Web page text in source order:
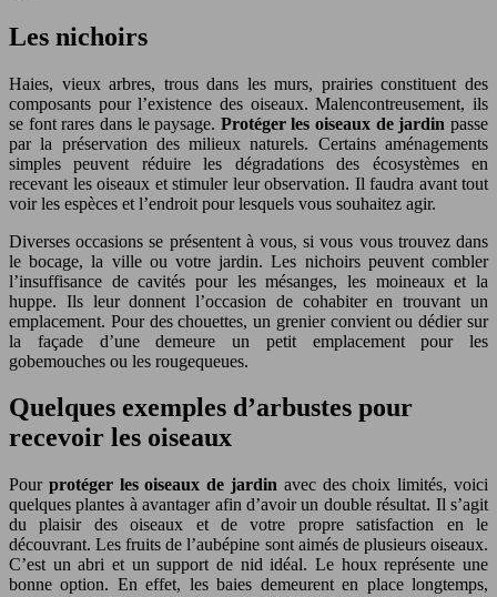
Les nichoirs
Haies, vieux arbres, trous dans les murs, prairies constituent des
composants pour l’existence des oiseaux. Malencontreusement, ils
se font rares dans le paysage. Protéger les oiseaux de jardin passe
par la préservation des milieux naturels. Certains aménagements
simples peuvent réduire les dégradations des écosystèmes en
recevant les oiseaux et stimuler leur observation. Il faudra avant tout
voir les espèces et l’endroit pour lesquels vous souhaitez agir.
Diverses occasions se présentent à vous, si vous vous trouvez dans
le bocage, la ville ou votre jardin. Les nichoirs peuvent combler
l’insuffisance de cavités pour les mésanges, les moineaux et la
huppe. Ils leur donnent l’occasion de cohabiter en trouvant un
emplacement. Pour des chouettes, un grenier convient ou dédier sur
la façade d’une demeure un petit emplacement pour les
gobemouches ou les rougequeues.
Quelques exemples d’arbustes pour
recevoir les oiseaux
Pour protéger les oiseaux de jardin avec des choix limités, voici
quelques plantes à avantager afin d’avoir un double résultat. Il s’agit
du plaisir des oiseaux et de votre propre satisfaction en le
découvrant. Les fruits de l’aubépine sont aimés de plusieurs oiseaux.
C’est un abri et un support de nid idéal. Le houx représente une
bonne option. En effet, les baies demeurent en place longtemps,